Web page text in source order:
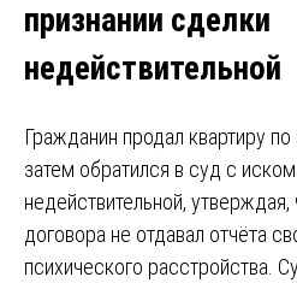
признании сделки
недействительной
Гражданин продал квартиру
затем обратился в суд с
недействительной,
договора не отдавал отчёта
психического расстройства.